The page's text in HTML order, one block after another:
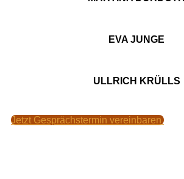
EVA JUNGE
ULLRICH KRÜLLS
Jetzt Gesprächstermin vereinbaren